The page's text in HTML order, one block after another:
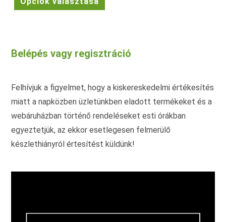
35.990 Ft.
29.990 Ft.
terméknek
a
termékoldalon
Belépés vagy regisztráció
Felhívjuk a figyelmet, hogy a kiskereskedelmi értékesítés
miatt a napközben üzletünkben eladott termékeket és a
webáruházban történő rendeléseket esti órákban
egyeztetjük, az ekkor esetlegesen felmerülő
készlethiányról értesítést küldünk!